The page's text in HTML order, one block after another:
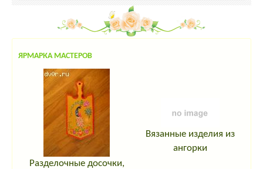
ЯРМАРКА МАСТЕРОВ
Разделочные досочки,
Вязанные изделия из
ангорки